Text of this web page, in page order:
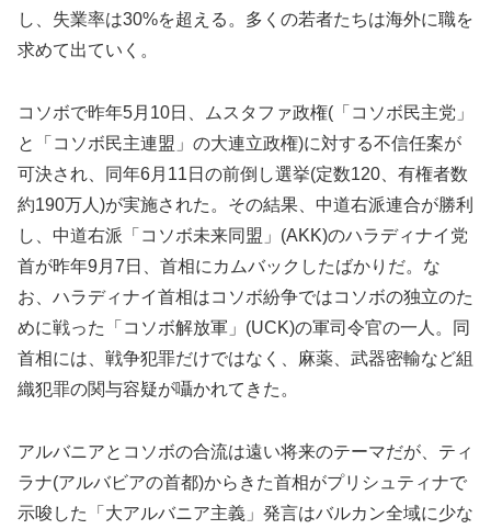
し、失業率は30%を超える。多くの若者たちは海外に職を
求めて出ていく。
コソボで昨年5月10日、ムスタファ政権(「コソボ民主党」
と「コソボ民主連盟」の大連立政権)に対する不信任案が
可決され、同年6月11日の前倒し選挙(定数120、有権者数
約190万人)が実施された。その結果、中道右派連合が勝利
し、中道右派「コソボ未来同盟」(AKK)のハラディナイ党
首が昨年9月7日、首相にカムバックしたばかりだ。な
お、ハラディナイ首相はコソボ紛争ではコソボの独立のた
めに戦った「コソボ解放軍」(UCK)の軍司令官の一人。同
首相には、戦争犯罪だけではなく、麻薬、武器密輸など組
織犯罪の関与容疑が囁かれてきた。
アルバニアとコソボの合流は遠い将来のテーマだが、ティ
ラナ(アルバビアの首都)からきた首相がプリシュティナで
示唆した「大アルバニア主義」発言はバルカン全域に少な